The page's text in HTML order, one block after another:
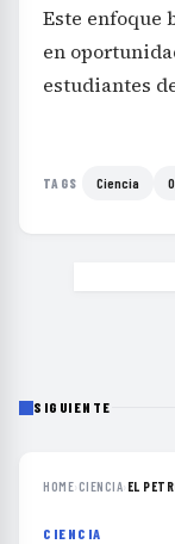
Este enfoque
en
estudiantes
TAGS Ciencia
SIGUIENTE
HOME›CIENCIA› EL
CIENCIA